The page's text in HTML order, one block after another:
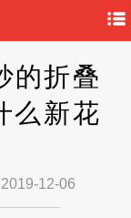
的折叠
么新花
2019-12-06